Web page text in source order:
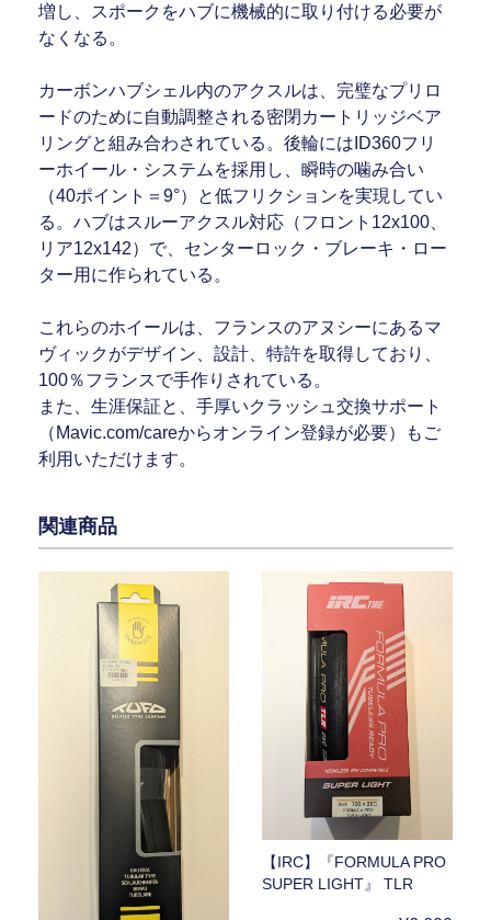
増し、スポークをハブに機械的に取り付ける必要が
なくなる。
カーボンハブシェル内のアクスルは、完璧なプリロ
ードのために自動調整される密閉カートリッジベア
リングと組み合わされている。後輪にはID360フリ
ーホイール・システムを採用し、瞬時の噛み合い
（40ポイント＝9°）と低フリクションを実現してい
る。ハブはスルーアクスル対応（フロント12x100、
リア12x142）で、センターロック・ブレーキ・ロー
ター用に作られている。
これらのホイールは、フランスのアヌシーにあるマ
ヴィックがデザイン、設計、特許を取得しており、
100％フランスで手作りされている。
また、生涯保証と、手厚いクラッシュ交換サポート
（Mavic.com/careからオンライン登録が必要）もご
利用いただけます。
関連商品
【IRC】『FORMULA PRO
SUPER LIGHT』 TLR